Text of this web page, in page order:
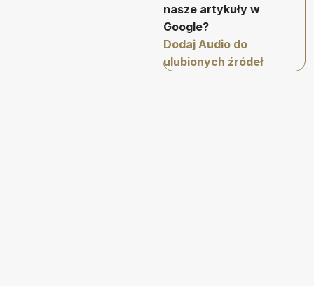
nasze artykuły w
Google?
Dodaj Audio do
ulubionych źródeł